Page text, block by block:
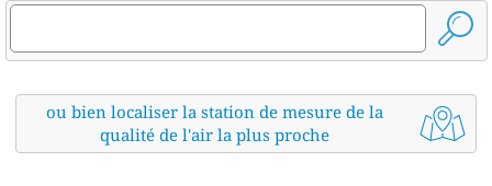
ou bien localiser la station de mesure de la
qualité de l'air la plus proche